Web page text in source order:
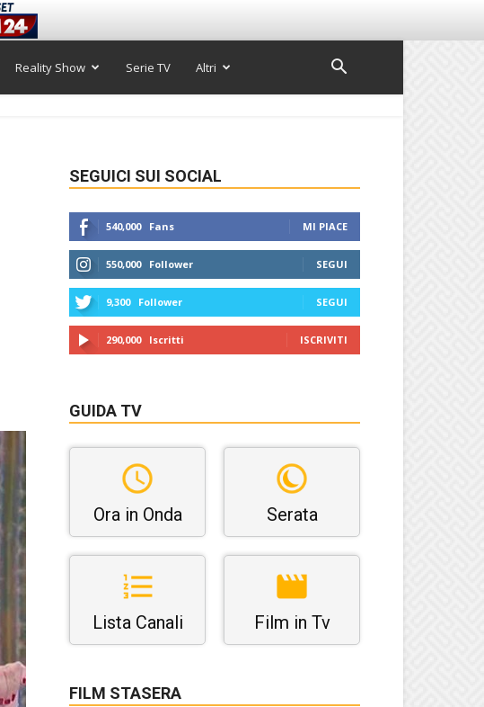
Reality Show Serie TV Altri
SEGUICI SUI SOCIAL
540,000 Fans MI PIACE
550,000 Follower SEGUI
9,300 Follower SEGUI
290,000 Iscritti ISCRIVITI
GUIDA TV
Ora in Onda Serata
Lista Canali Film in Tv
FILM STASERA